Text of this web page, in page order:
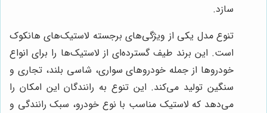
سازد.
تنوع مدل یکی از ویژگی‌های برجسته لاستیک‌های هانکوک
است. این برند طیف گسترده‌ای از لاستیک‌ها را برای انواع
خودروها از جمله خودروهای سواری، شاسی بلند، تجاری و
سنگین تولید می‌کند. این تنوع به رانندگان این امکان را
می‌دهد که لاستیک مناسب با نوع خودرو، سبک رانندگی و